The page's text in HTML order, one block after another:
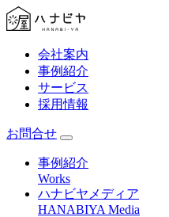
会社案内
事例紹介
サービス
採用情報
お問合せ
事例紹介
Works
ハナビヤメディア
HANABIYA Media